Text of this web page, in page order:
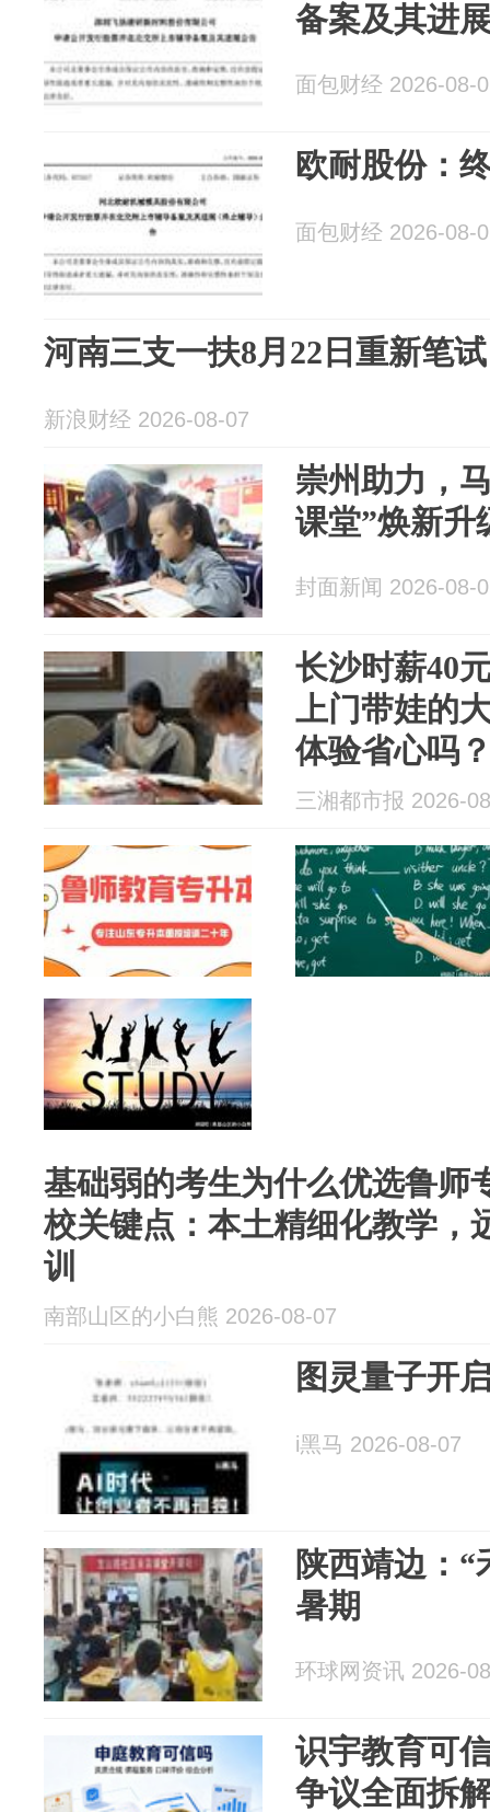
备案及其进
面包财经 2026-08-
欧耐股份：
面包财经 2026-08-
河南三支一扶8月22日重新笔试
新浪财经 2026-08-07
崇州助力，
课堂”焕新升
封面新闻 2026-08-
长沙时薪40
上门带娃的
体验省心吗
责，仍需多
三湘都市报 2026-
基础弱的考生为什么优选鲁师
校关键点：本土精细化教学，
训
南部山区的小白熊 2026-08-07
图灵量子开
i黑马 2026-08-07
陕西靖边：
暑期
环球网资讯 2026-
识宇教育可
争议全面拆